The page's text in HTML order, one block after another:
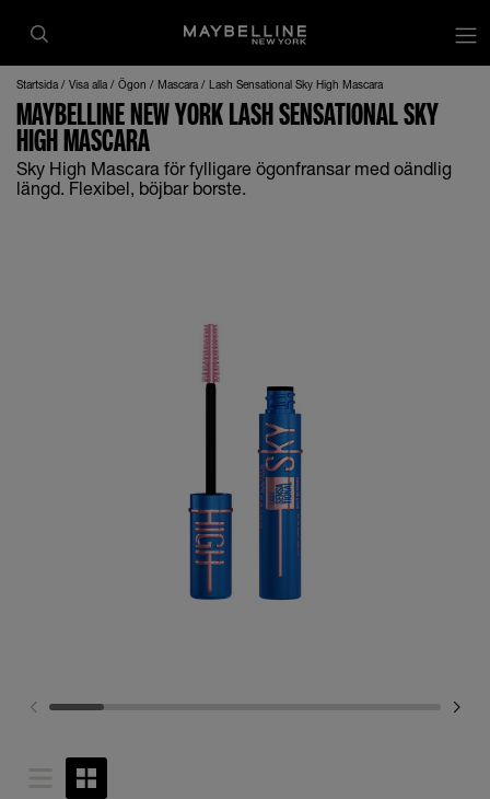
Startsida Visa alla Ögon Mascara Lash Sensational Sky High Mascara
MAYBELLINE NEW YORK LASH SENSATIONAL SKY
HIGH MASCARA
Sky High Mascara för fylligare ögonfransar med oändlig
längd. Flexibel, böjbar borste.